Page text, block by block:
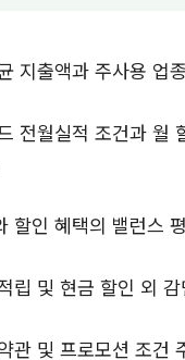
지출액과 주사용 업
전월실적 조건과 월
할인 혜택의 밸런스
립 및 현금 할인 외 감
관 및 프로모션 조건